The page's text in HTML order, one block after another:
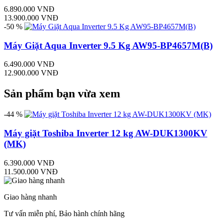
6.890.000 VNĐ
13.900.000 VNĐ
-50 %
Máy Giặt Aqua Inverter 9.5 Kg AW95-BP4657M(B)
6.490.000 VNĐ
12.900.000 VNĐ
Sản phẩm bạn vừa xem
-44 %
Máy giặt Toshiba Inverter 12 kg AW-DUK1300KV
(MK)
6.390.000 VNĐ
11.500.000 VNĐ
Giao hàng nhanh
Tư vấn miễn phí, Bảo hành chính hãng